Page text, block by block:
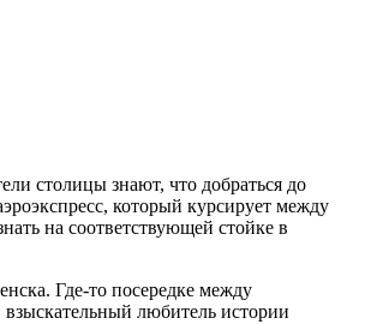
столицы знают, что добраться до
который курсирует между
на соответствующей стойке в
Где-то посередке между
любитель истории